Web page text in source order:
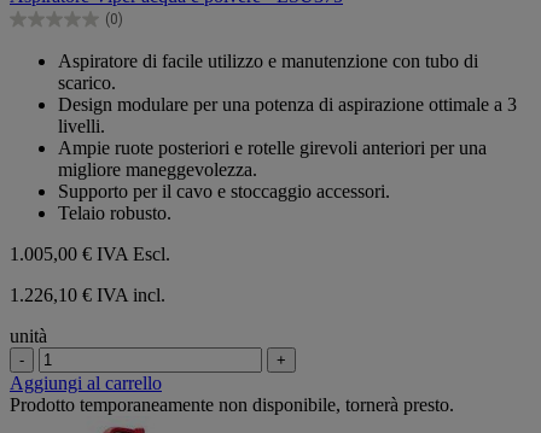
5
stelle.
(0)
0.0
Aspiratore di facile utilizzo e manutenzione con tubo di
scarico.
Design modulare per una potenza di aspirazione ottimale a 3
livelli.
Ampie ruote posteriori e rotelle girevoli anteriori per una
migliore maneggevolezza.
Supporto per il cavo e stoccaggio accessori.
Telaio robusto.
1.005,00 € IVA Escl.
1.226,10 € IVA incl.
unità
- +
Aggiungi al carrello
Prodotto temporaneamente non disponibile, tornerà presto.